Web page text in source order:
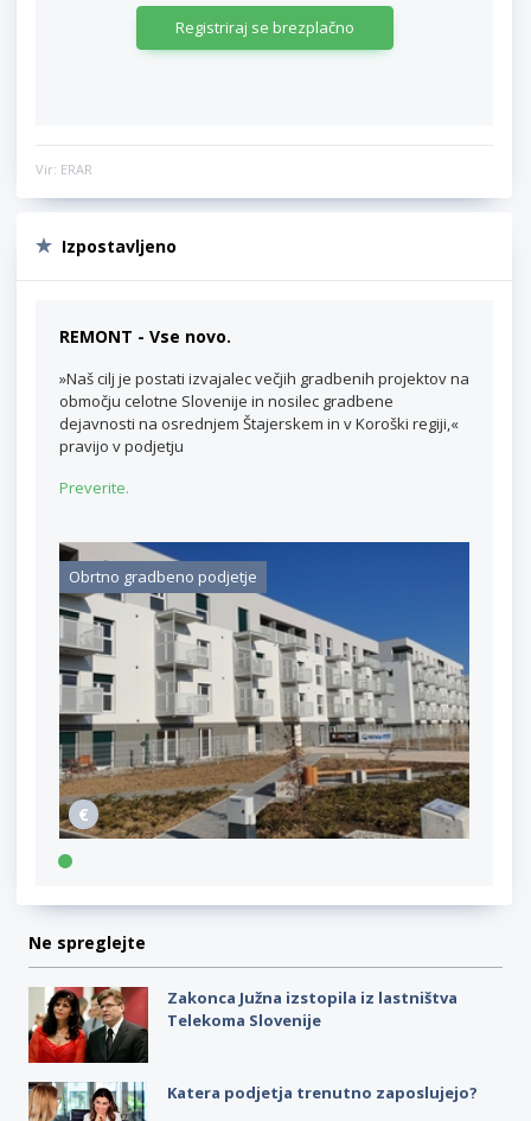
Registriraj se brezplačno
Vir: ERAR
Izpostavljeno
REMONT - Vse novo.
»Naš cilj je postati izvajalec večjih gradbenih projektov na
območju celotne Slovenije in nosilec gradbene
dejavnosti na osrednjem Štajerskem in v Koroški regiji,«
pravijo v podjetju
Preverite.
Obrtno gradbeno podjetje
Ne spreglejte
Zakonca Južna izstopila iz lastništva
Telekoma Slovenije
Katera podjetja trenutno zaposlujejo?